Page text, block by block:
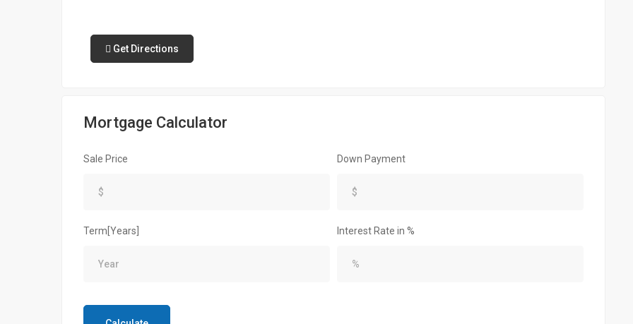
Get Directions
Mortgage Calculator
Sale Price Down Payment
Term[Years] Interest Rate in %